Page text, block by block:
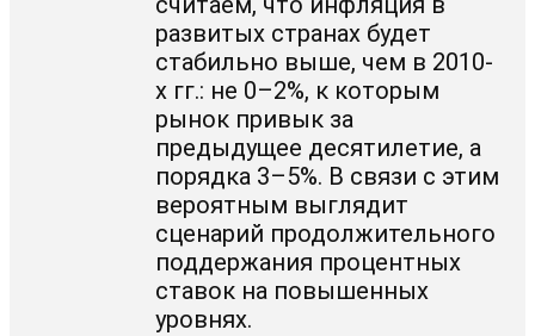
развитых странах будет
стабильно выше, чем в 2010-
х гг.: не 0–2%, к которым
рынок привык за
предыдущее десятилетие, а
порядка 3–5%. В связи с этим
вероятным выглядит
сценарий продолжительного
поддержания процентных
ставок на повышенных
уровнях.